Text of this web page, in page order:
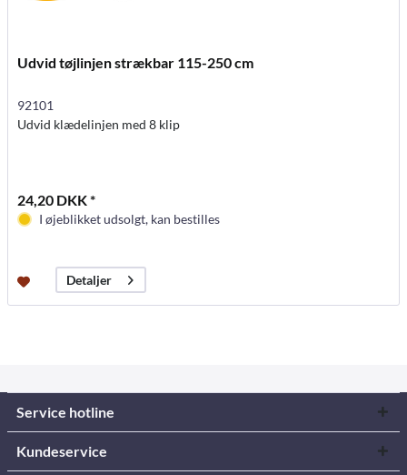
Udvid tøjlinjen strækbar 115-250 cm
92101
Udvid klædelinjen med 8 klip
24,20 DKK *
I øjeblikket udsolgt, kan bestilles
Detaljer
Service hotline
Kundeservice